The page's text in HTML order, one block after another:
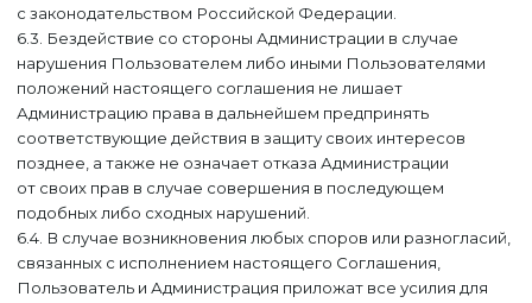
с законодательством Российской Федерации.
6.3. Бездействие со стороны Администрации в случае
нарушения Пользователем либо иными Пользователями
положений настоящего соглашения не лишает
Администрацию права в дальнейшем предпринять
соответствующие действия в защиту своих интересов
позднее, а также не означает отказа Администрации
от своих прав в случае совершения в последующем
подобных либо сходных нарушений.
6.4. В случае возникновения любых споров или разногласий,
связанных с исполнением настоящего Соглашения,
Пользователь и Администрация приложат все усилия для